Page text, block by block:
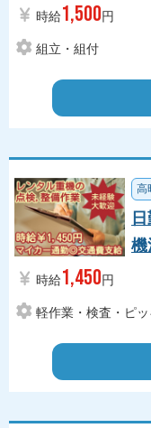
時給1,500円
組立・組付
高
機
時給1,450円
軽作業・検査・ピ